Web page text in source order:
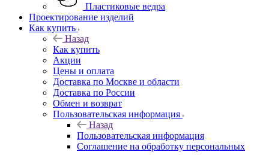
Пластиковые ведра
Проектирование изделий
Как купить
Назад
Как купить
Акции
Цены и оплата
Доставка по Москве и области
Доставка по России
Обмен и возврат
Пользовательская информация
Назад
Пользовательская информация
Соглашение на обработку персональных